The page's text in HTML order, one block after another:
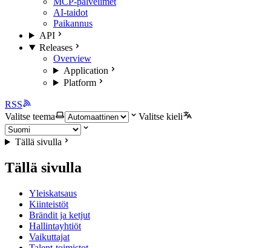
AI-taidot
Paikannus
API
Releases
Overview
Application
Platform
RSS
Valitse teema
Valitse kieli
Tällä sivulla
Tällä sivulla
Yleiskatsaus
Kiinteistöt
Brändit ja ketjut
Hallintayhtiöt
Vaikuttajat